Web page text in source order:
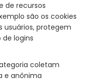
de recursos
são os cookies
usuários, protegem
logins
coletam
e anônima